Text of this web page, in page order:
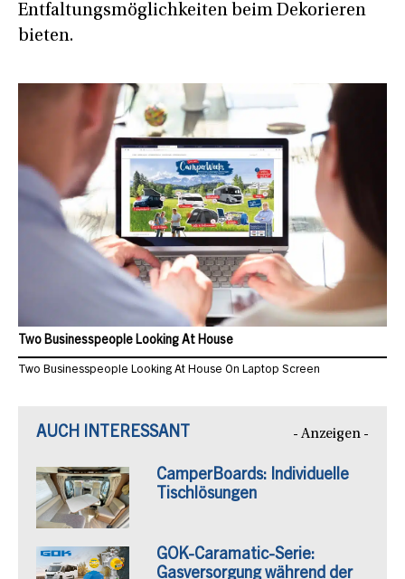
Entfaltungsmöglichkeiten beim Dekorieren
bieten.
Two Businesspeople Looking At House
Two Businesspeople Looking At House On Laptop Screen
AUCH INTERESSANT - Anzeigen -
CamperBoards: Individuelle
Tischlösungen
GOK-Caramatic-Serie:
Gasversorgung während der